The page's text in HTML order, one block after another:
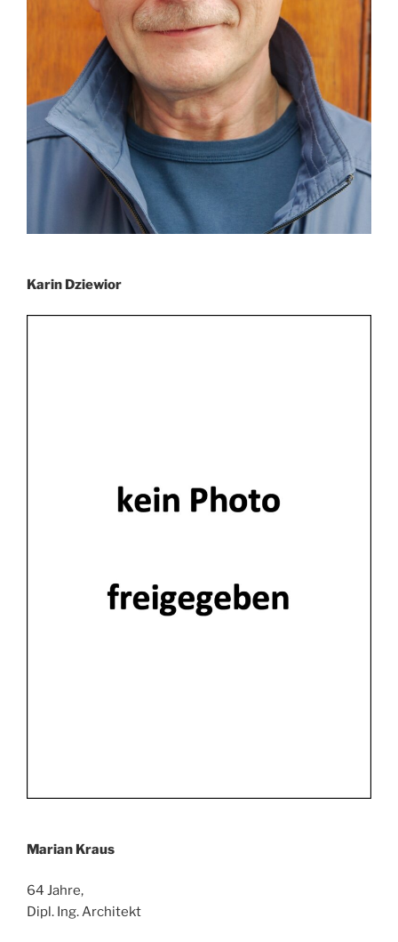
Karin Dziewior
Marian Kraus
64 Jahre,
Dipl. Ing. Architekt